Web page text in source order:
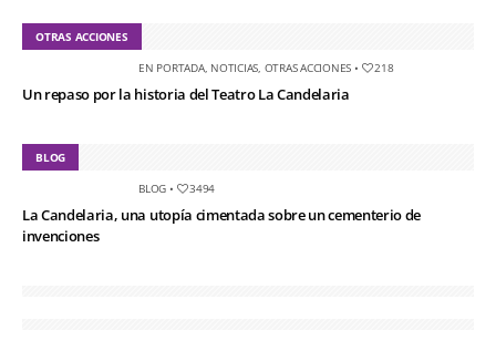
OTRAS ACCIONES
EN PORTADA, NOTICIAS OTRAS ACCIONES • 218
Un repaso por la historia del Teatro La Candelaria
BLOG
BLOG • 3494
La Candelaria, una utopía cimentada sobre un cementerio de
invenciones